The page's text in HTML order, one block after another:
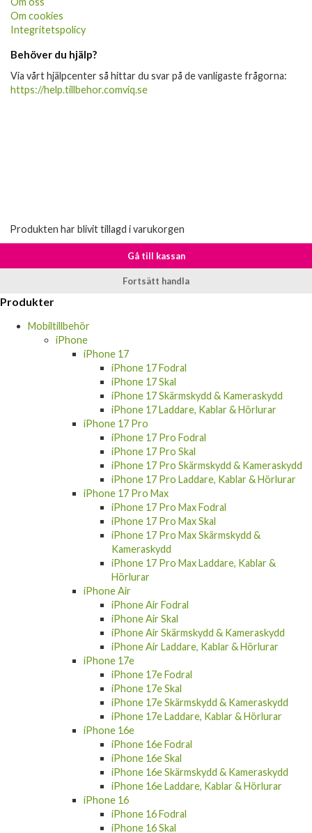
Om cookies
Integritetspolicy
Behöver du hjälp?
Via vårt hjälpcenter så hittar du svar på de vanligaste frågorna:
https://help.tillbehor.comviq.se
Produkten har blivit tillagd i varukorgen
Gå till kassan
Fortsätt handla
Produkter
Mobiltillbehör
iPhone
iPhone 17
iPhone 17 Fodral
iPhone 17 Skal
iPhone 17 Skärmskydd & Kameraskydd
iPhone 17 Laddare, Kablar & Hörlurar
iPhone 17 Pro
iPhone 17 Pro Fodral
iPhone 17 Pro Skal
iPhone 17 Pro Skärmskydd & Kameraskydd
iPhone 17 Pro Laddare, Kablar & Hörlurar
iPhone 17 Pro Max
iPhone 17 Pro Max Fodral
iPhone 17 Pro Max Skal
iPhone 17 Pro Max Skärmskydd &
Kameraskydd
iPhone 17 Pro Max Laddare, Kablar &
Hörlurar
iPhone Air
iPhone Air Fodral
iPhone Air Skal
iPhone Air Skärmskydd & Kameraskydd
iPhone Air Laddare, Kablar & Hörlurar
iPhone 17e
iPhone 17e Fodral
iPhone 17e Skal
iPhone 17e Skärmskydd & Kameraskydd
iPhone 17e Laddare, Kablar & Hörlurar
iPhone 16e
iPhone 16e Fodral
iPhone 16e Skal
iPhone 16e Skärmskydd & Kameraskydd
iPhone 16e Laddare, Kablar & Hörlurar
iPhone 16
iPhone 16 Fodral
iPhone 16 Skal